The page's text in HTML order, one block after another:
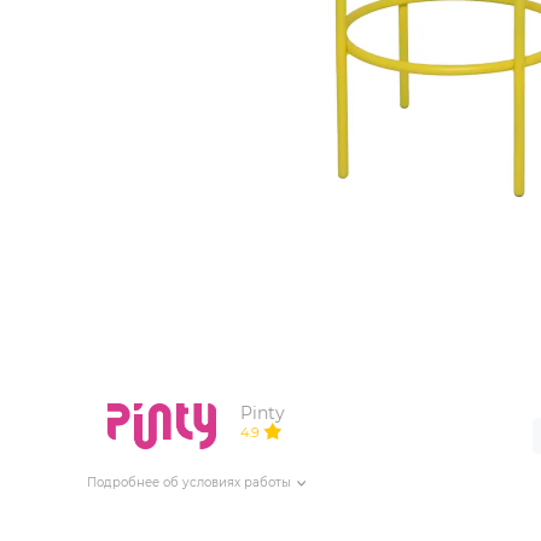
ИЗДЕЛИЯ ДЛЯ КОМФОРТА
ТЕХНИЧЕСКОЕ ОБОРУДОВАНИЕ
Pinty
4.9
Подробнее об условиях работы